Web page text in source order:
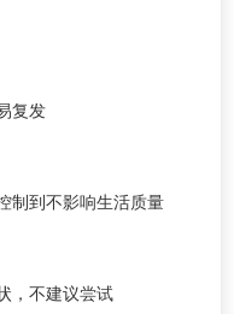
复发
制到不影响生活质量
，不建议尝试